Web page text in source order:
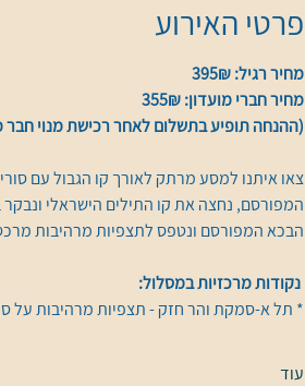
פרטי האירוע
מחיר רגיל: 395₪
מחיר חברי מועדון: 355₪
(ההנחה תופיע בתשלום לאחר רכישת מנוי חבר
צאו איתנו למסע מרתק לאורך קו הגבול עם
המפורסם, נחצה את קו התילים הישראלי
הבכא המפורסם ונטפס לתצפיות מרהיבות
נקודות מרכזיות במסלול:
* תל א-סמקת והר חזק - תצפיות מרהיבות על
עוד